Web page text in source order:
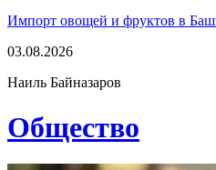
Импорт овощей и фруктов в
03.08.2026
Наиль Байназаров
Общество